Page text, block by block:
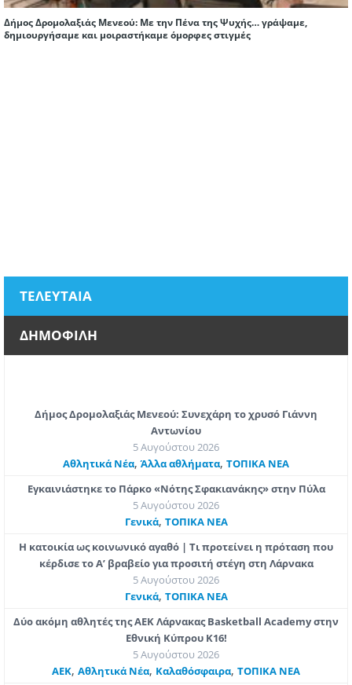
Δήμος Δρομολαξιάς Μενεού: Με την Πένα της Ψυχής… γράψαμε,
δημιουργήσαμε και μοιραστήκαμε όμορφες στιγμές
ΤΕΛΕΥΤΑΙΑ
ΔΗΜΟΦΙΛΗ
Δήμος Δρομολαξιάς Μενεού: Συνεχάρη το χρυσό Γιάννη
Αντωνίου
5 Αυγούστου 2026
Αθλητικά Νέα,Άλλα αθλήματα, ΤΟΠΙΚΑ ΝΕΑ
Εγκαινιάστηκε το Πάρκο «Νότης Σφακιανάκης» στην Πύλα
5 Αυγούστου 2026
Γενικά, ΤΟΠΙΚΑ ΝΕΑ
Η κατοικία ως κοινωνικό αγαθό | Τι προτείνει η πρόταση που
κέρδισε το Α’ βραβείο για προσιτή στέγη στη Λάρνακα
5 Αυγούστου 2026
Γενικά, ΤΟΠΙΚΑ ΝΕΑ
Δύο ακόμη αθλητές της ΑΕΚ Λάρνακας Basketball Academy στην
Εθνική Κύπρου Κ16!
5 Αυγούστου 2026
ΑΕΚ, Αθλητικά Νέα, Καλαθόσφαιρα, ΤΟΠΙΚΑ ΝΕΑ